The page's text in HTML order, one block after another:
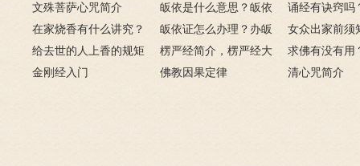
容
持咒？
文殊菩萨心咒简介
皈依是什么意思？皈依
三宝又是什么意思？
诵经有诀窍吗
十二条诀窍
在家烧香有什么讲究？
一些禁忌千万不要触
碰！
皈依证怎么办理？办皈
依证后的忌讳是什么？
女众出家前须
只有一次出家
给去世的人上香的规矩
楞严经简介，楞严经大
致在讲什么？
求佛有没有用
说佛菩萨可以
金刚经入门 佛教因果定律 清心咒简介